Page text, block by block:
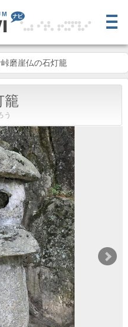
磨崖仏の石灯籠
籠
う